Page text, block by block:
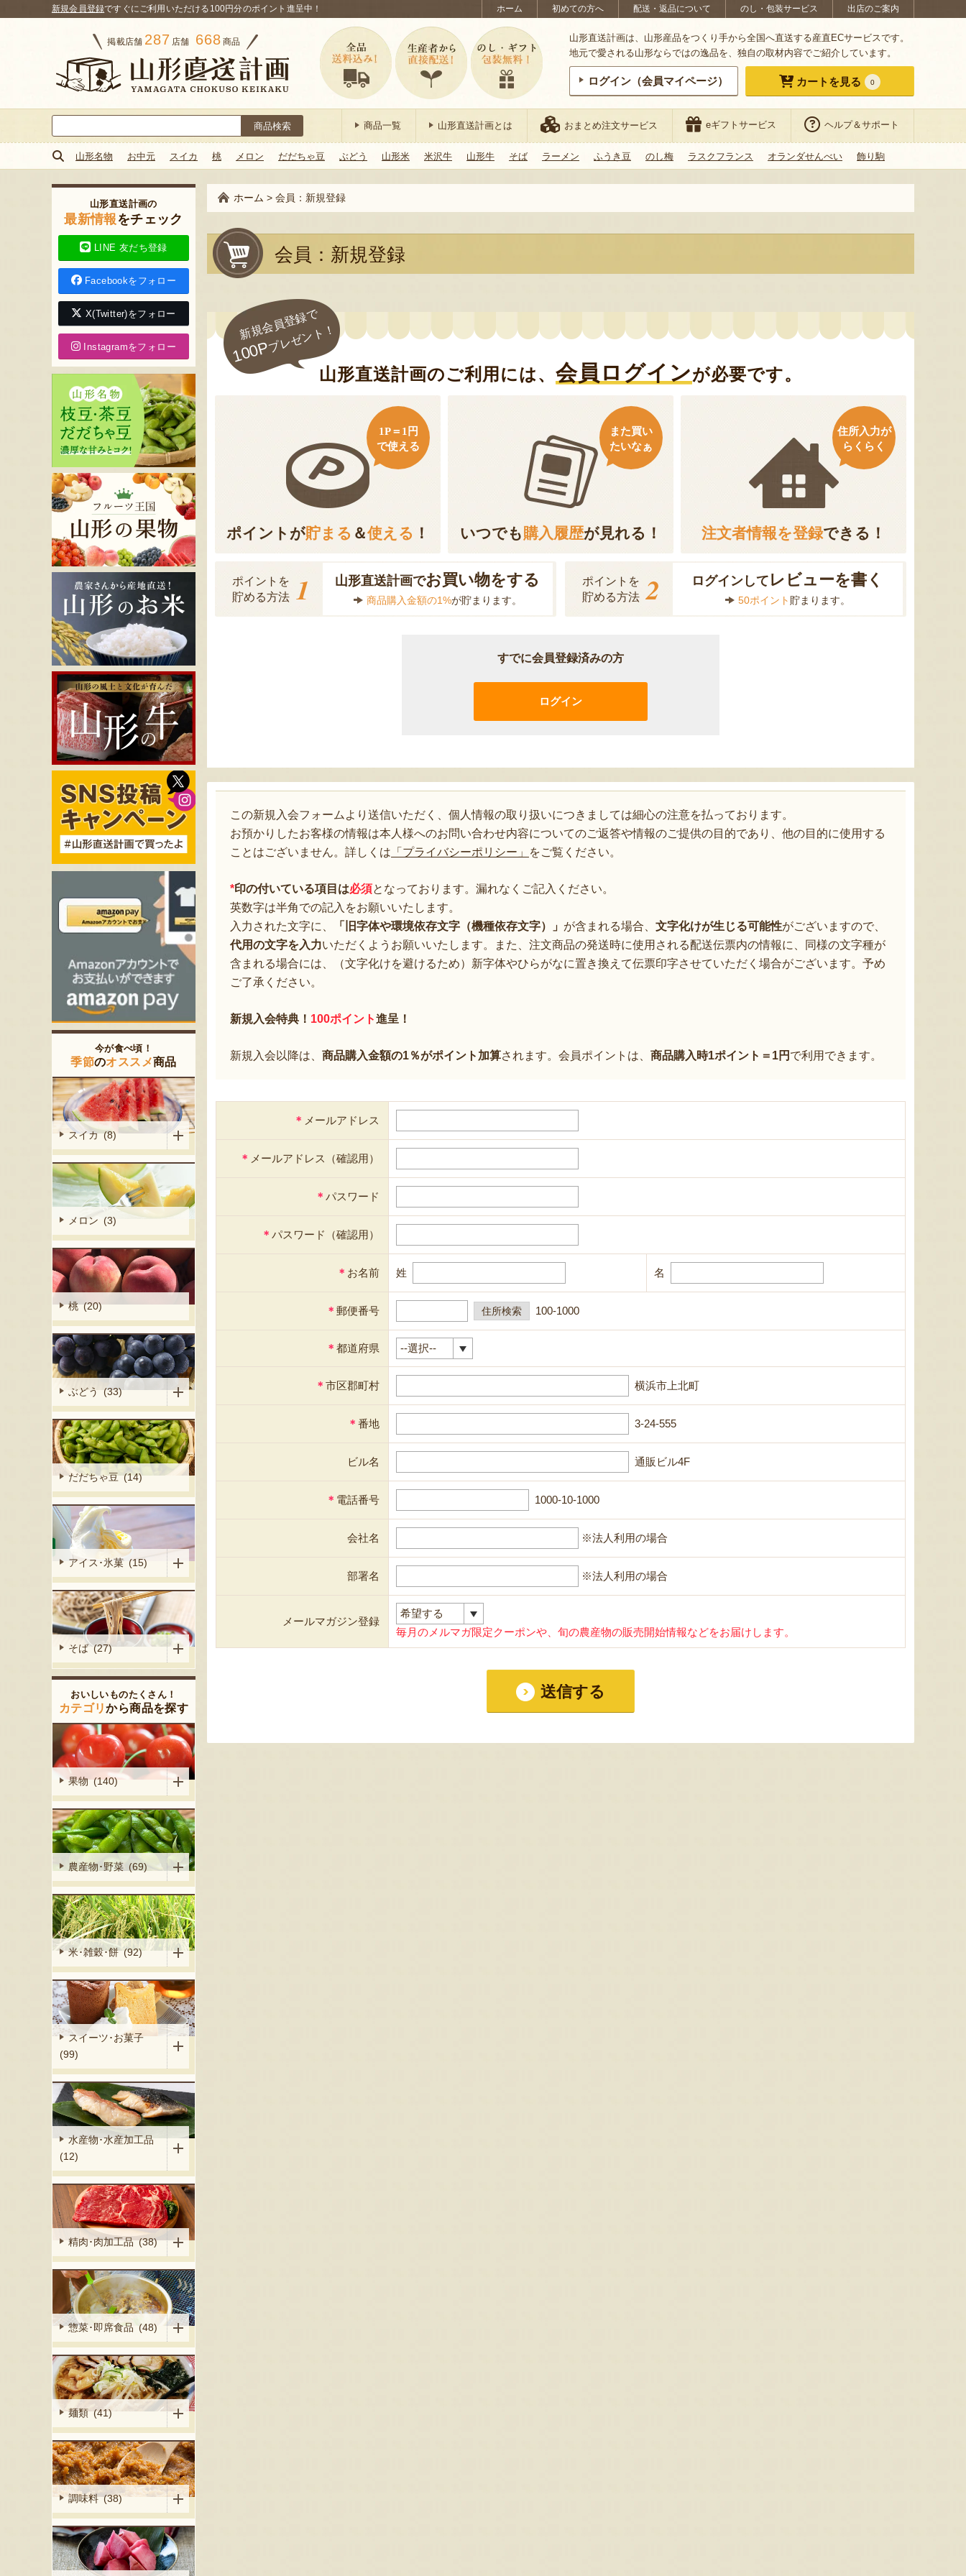
ホーム 初めての方へ 配送・返品について のし・包装サービス 出店のご案内
新規会員登録ですぐにご利用いただける100円分のポイント進呈中！
掲載店舗 287 店舗 668 商品
山形直送計画は、山形産品をつくり手から全国へ直送する産直ECサービスです。
地元で愛される山形ならではの逸品を、独自の取材内容でご紹介しています。
ログイン（会員マイページ） カートを見る 0
索:
商品一覧 山形直送計画とは おまとめ注文サービス eギフトサービス ヘルプ＆サポート
山形名物 お中元 スイカ 桃 メロン だだちゃ豆 ぶどう 山形米 米沢牛 山形牛 そば ラーメン ふうき豆 のし梅 ラスクフランス オランダせんべい 飾り駒
ホーム > 会員：新規登録
会員：新規登録
新規会員登録で
100Pプレゼント！
山形直送計画のご利用には、 会員ログインが必要です。
ポイントが貯まる ＆使える ！
1P＝1円
で使える
いつでも購入履歴が見れる！
また買い
たいなぁ
注文者情報を登録できる！
住所入力が
らくらく
ポイントを
貯める方法 1 山形直送計画でお買い物をする
商品購入金額の1%が貯まります。
ポイントを
貯める方法 2 ログインして レビューを書く
50ポイント 貯まります。
すでに会員登録済みの方
ログイン
この新規入会フォームより送信いただく、個人情報の取り扱いにつきましては細心の注意を払っております。
お預かりしたお客様の情報は本人様へのお問い合わせ内容についてのご返答や情報のご提供の目的であり、他の目的に使用する
ことはございません。詳しくは 「プライバシーポリシー」 をご覧ください。
*印の付いている項目は必須となっております。漏れなくご記入ください。
英数字は半角での記入をお願いいたします。
入力された文字に、
「旧字体や環境依存文字（機種依存文字）」 が含まれる場合、 文字化けが生じる可能性がございますので、
代用の文字を入力いただくようお願いいたします。また、注文商品の発送時に使用される配送伝票内の情報に、同様の文字種が
含まれる場合には、（文字化けを避けるため）新字体やひらがなに置き換えて伝票印字させていただく場合がございます。予め
ご了承ください。
新規入会特典！ 100ポイント進呈！
新規入会以降は、 商品購入金額の1％がポイント加算されます。会員ポイントは、 商品購入時1ポイント＝1円 で利用できます。
＊ メールアドレス
＊ メールアドレス（確認用）
＊ パスワード
＊ パスワード（確認用）
＊ お名前 姓 名
＊ 郵便番号 100-1000
＊ 都道府県
＊ 市区郡町村 横浜市上北町
＊ 番地 3-24-555
ビル名 通販ビル4F
＊ 電話番号 1000-10-1000
会社名 ※法人利用の場合
部署名 ※法人利用の場合
メールマガジン登録
毎月のメルマガ限定クーポンや、旬の農産物の販売開始情報などをお届けします。
山形直送計画の
最新情報をチェック
LINE 友だち登録
Facebookをフォロー
X(Twitter)をフォロー
Instagramをフォロー
今が食べ頃！
季節のオススメ商品
スイカ (8)
メロン (3)
桃 (20)
ぶどう (33)
だだちゃ豆 (14)
アイス･氷菓 (15)
そば (27)
おいしいものたくさん！
カテゴリから商品を探す
果物 (140)
農産物･野菜 (69)
米･雑穀･餅 (92)
スイーツ･お菓子
(99)
水産物･水産加工品
(12)
精肉･肉加工品 (38)
惣菜･即席食品 (48)
麺類 (41)
調味料 (38)